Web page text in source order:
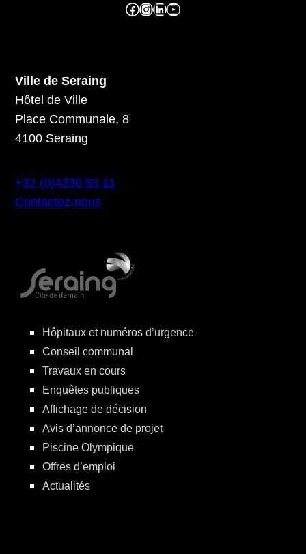
Facebook ville de seraing Instragram ville de seraing linkedin – ville de seraing YouTube
Ville de Seraing
Hôtel de Ville
Place Communale, 8
4100 Seraing
+32 (0)4330 83 11
Contactez-nous
Hôpitaux et numéros d’urgence
Conseil communal
Travaux en cours
Enquêtes publiques
Affichage de décision
Avis d’annonce de projet
Piscine Olympique
Offres d’emploi
Actualités